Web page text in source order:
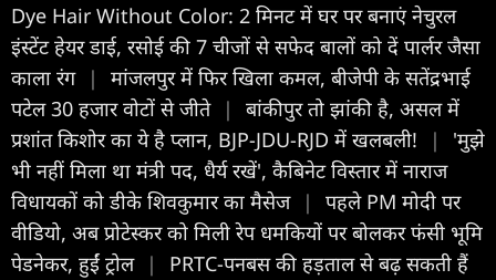
Dye Hair Without Color: 2 मिनट में घर पर बनाएं नेचुरल
इंस्टेंट हेयर डाई, रसोई की 7 चीजों से सफेद बालों को दें पार्लर जैसा
काला रंग |
मांजलपुर में फिर खिला कमल, बीजेपी के सतेंद्रभाई
पटेल 30 हजार वोटों से जीते |
बांकीपुर तो झांकी है, असल में
प्रशांत किशोर का ये है प्लान, BJP-JDU-RJD में खलबली!
|
'मुझे
भी नहीं मिला था मंत्री पद, धैर्य रखें', कैबिनेट विस्तार में नाराज
विधायकों को डीके शिवकुमार का मैसेज |
पहले PM मोदी पर
वीडियो, अब प्रोटेस्कर को मिली रेप धमकियों पर बोलकर फंसी भूमि
पेडनेकर, हुईं ट्रोल |
PRTC-पनबस की हड़ताल से बढ़ सकती हैं